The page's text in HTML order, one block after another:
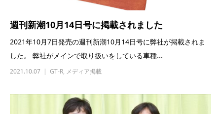
週刊新潮10月14日号に掲載されました
2021年10月7日発売の週刊新潮10月14日号に弊社が掲載されま
した。 弊社がメインで取り扱いをしている車種...
2021.10.07 GT-R, メディア掲載